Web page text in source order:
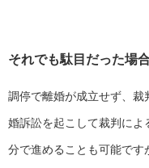
それでも駄目だった場
調停で離婚が成立せず、
婚訴訟を起こして裁判によ
分で進めることも可能です